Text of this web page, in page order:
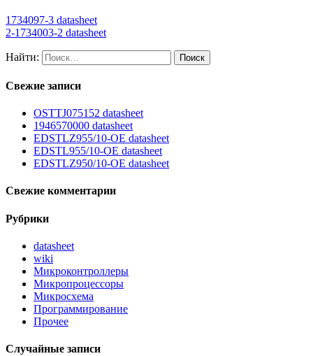
1734097-3 datasheet
2-1734003-2 datasheet
Найти:
Свежие записи
OSTTJ075152 datasheet
1946570000 datasheet
EDSTLZ955/10-OE datasheet
EDSTL955/10-OE datasheet
EDSTLZ950/10-OE datasheet
Свежие комментарии
Рубрики
datasheet
wiki
Микроконтроллеры
Микропроцессоры
Микросхема
Программирование
Прочее
Случайные записи